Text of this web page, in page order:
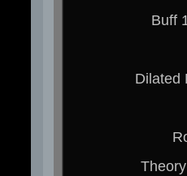
Buff
Dilated